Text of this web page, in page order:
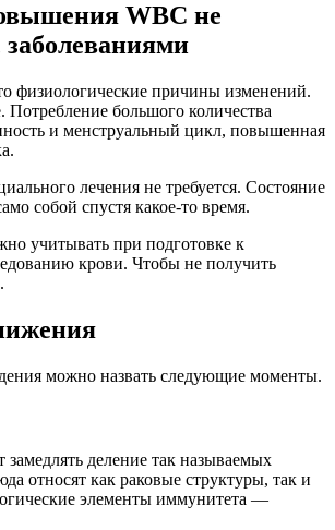
WBC не
физиологические причины изменений.
большого количества
и менструальный цикл, повышенная
лечения не требуется. Состояние
собой спустя какое-то время.
учитывать при подготовке к
крови. Чтобы не получить
можно назвать следующие моменты.
деление так называемых
относят как раковые структуры, так и
элементы иммунитета —